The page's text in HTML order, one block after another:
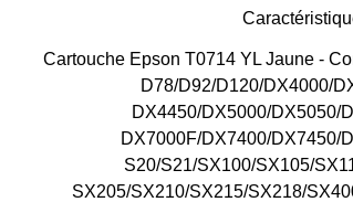
Cartouche Epson T0714 YL Jaune -
D78/D92/D120/DX4000/
DX4450/DX5000/DX5050/
DX7000F/DX7400/DX7450/
S20/S21/SX100/SX105/
SX205/SX210/SX215/SX218/